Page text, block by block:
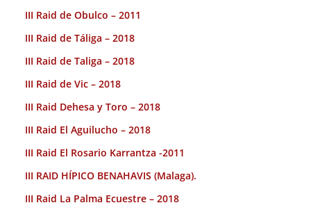
III Raid de Obulco – 2011
III Raid de Táliga – 2018
III Raid de Taliga – 2018
III Raid de Vic – 2018
III Raid Dehesa y Toro – 2018
III Raid El Aguilucho – 2018
III Raid El Rosario Karrantza -2011
III RAID HÍPICO BENAHAVIS (Malaga).
III Raid La Palma Ecuestre – 2018